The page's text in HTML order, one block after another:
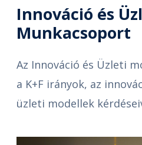
Innováció és
Munkacsoport
Az Innováció és Üzleti
a K+F irányok, az
üzleti modellek